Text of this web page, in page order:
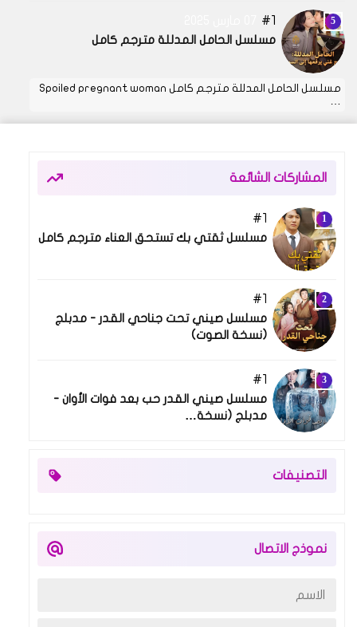
1
مسلسل الحامل المدللة مترجم كامل
مسلسل الحامل المدللة مترجم كامل Spoiled pregnant woman
المشاركات الشائعة
1
مسلسل ثقتي بك تستحق العناء مترجم كامل
1
مسلسل صيني تحت جناحي القدر - مدبلج
(نسخة الصوت)
1
مسلسل صيني القدر حب بعد فوات الأوان -
مدبلج (نسخة…
التصنيفات
نموذج الاتصال